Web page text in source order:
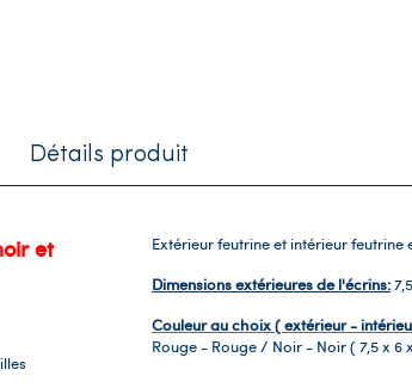
Détails produit
et
Extérieur feutrine et intérieur
Dimensions extérieures de l'écrins:
Couleur au choix ( extérieur -
Rouge - Rouge / Noir - Noir (7,5 x 6